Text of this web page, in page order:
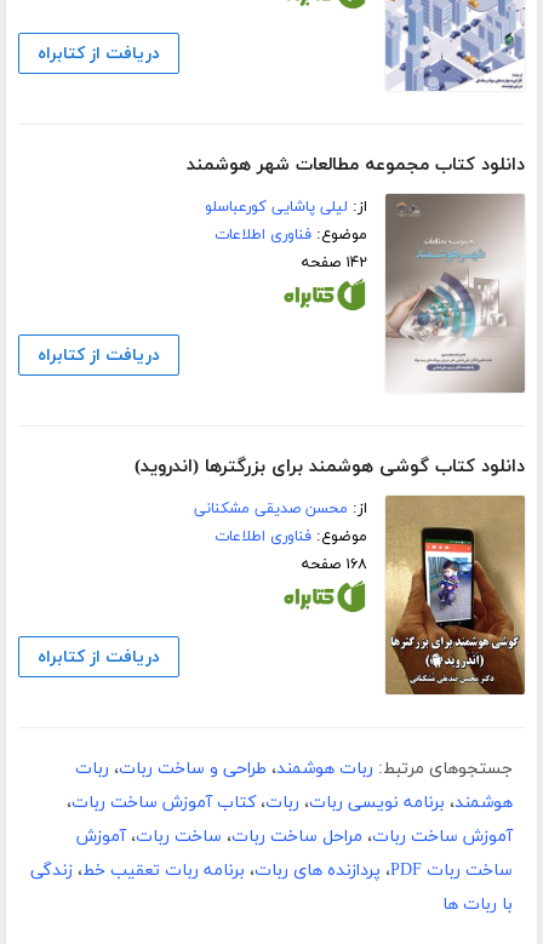
دریافت از کتابراه
دانلود کتاب مجموعه مطالعات شهر هوشمند
از: لیلی پاشایی کورعباسلو
موضوع:فناوری اطلاعات
۱۴۲ صفحه
دریافت از کتابراه
دانلود کتاب گوشی هوشمند برای بزرگترها (اندروید)
از: محسن صدیقی مشکنانی
موضوع:فناوری اطلاعات
۱۶۸ صفحه
دریافت از کتابراه
جستجوهای مرتبط: ربات هوشمند، طراحی و ساخت ربات، ربات
هوشمند، برنامه نویسی ربات، ربات،کتاب آموزش ساخت ربات،
آموزش ساخت ربات، مراحل ساخت ربات، ساخت ربات،آموزش
ساخت ربات PDF
، پردازنده های ربات، برنامه ربات تعقیب خط، زندگی
با ربات ها